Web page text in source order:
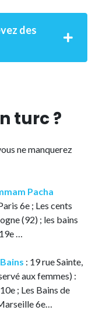
des
turc ?
ne manquerez
Pacha
6e ; Les cents
(92) ; les bains
…
: 19 rue Sainte,
aux femmes) :
; Les Bains de
6e…